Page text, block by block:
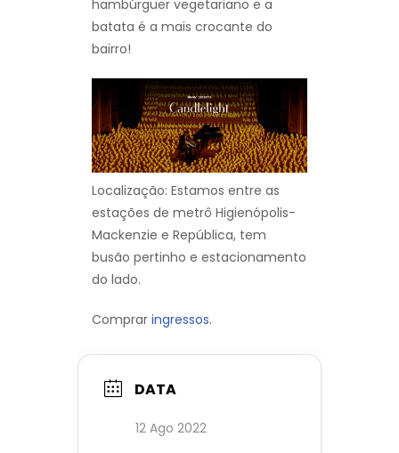
hambúrguer vegetariano e a
batata é a mais crocante do
bairro!
Localização: Estamos entre as
estações de metrô Higienópolis-
Mackenzie e República, tem
busão pertinho e estacionamento
do lado.
Comprar ingressos.
DATA
12 Ago 2022